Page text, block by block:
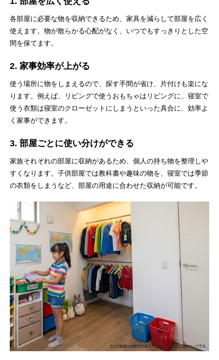
各部屋に必要な物を収納できるため、家具を減らして部屋を広く
使えます。物が散らかる心配がなく、いつでもすっきりとした空
間を保てます。
2. 家事効率が上がる
使う場所に物をしまえるので、探す手間が省け、片付けも楽にな
ります。例えば、リビングで使うおもちゃはリビングに、寝室で
使う衣類は寝室のクローゼットにしまうといった具合に、効率よ
く家事ができます。
3. 部屋ごとに使い分けができる
家族それぞれの部屋に収納があるため、個人の持ち物を整理しや
すくなります。子供部屋では教科書や趣味の物を、寝室では季節
の衣類をしまうなど、部屋の用途に合わせた収納が可能です。